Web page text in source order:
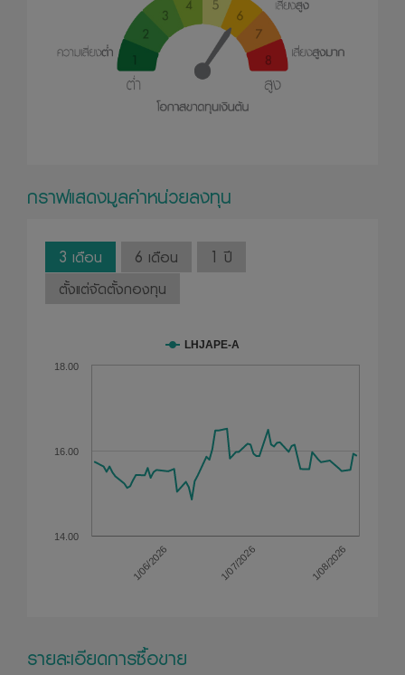
กราฟแสดงมูลค่าหน่วยลงทุน
3 เดือน 6 เดือน
1 ปี
ตั้งแต่จัดตั้งกองทุน
LHJAPE-A
1/06/2026 1/07/2026 1/08/2026
14.00
16.00
18.00
รายละเอียดการซื้อขาย